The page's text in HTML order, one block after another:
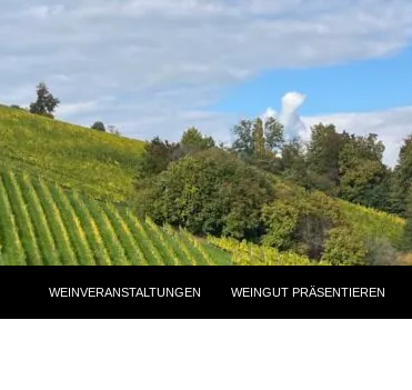
WEINVERANSTALTUNGEN WEINGUT PRÄSENTIEREN